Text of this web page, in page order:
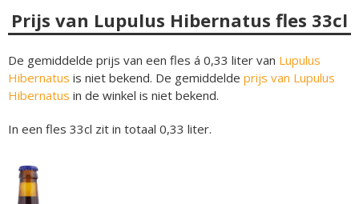
Prijs van Lupulus Hibernatus fles 33cl
De gemiddelde prijs van een fles á 0,33 liter van Lupulus
Hibernatus is niet bekend. De gemiddelde prijs van Lupulus
Hibernatus in de winkel is niet bekend.
In een fles 33cl zit in totaal 0,33 liter.